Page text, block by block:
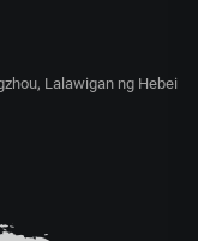
Lalawigan ng Hebei